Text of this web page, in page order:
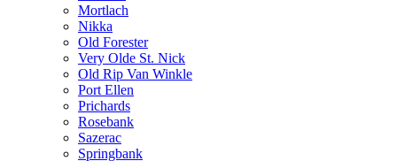
Mortlach
Nikka
Old Forester
Very Olde St. Nick
Old Rip Van Winkle
Port Ellen
Prichards
Rosebank
Sazerac
Springbank